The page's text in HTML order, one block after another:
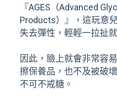
『AGES（Advanced
Products）』，這玩意
失去彈性，輕輕一拉扯
因此，臉上就會非常容
擦保養品，也不及被破
不可不戒糖。